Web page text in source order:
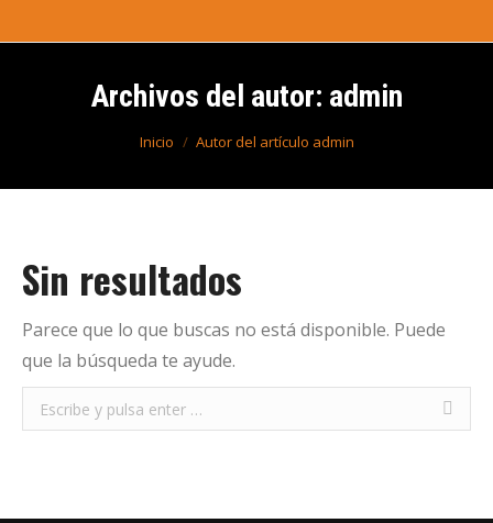
Archivos del autor: admin
Estás aquí:
Inicio Autor del artículo admin
Sin resultados
Parece que lo que buscas no está disponible. Puede
que la búsqueda te ayude.
Buscar: